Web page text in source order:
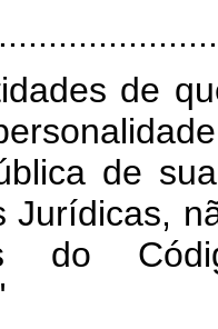
de
de
Jurídicas,
do